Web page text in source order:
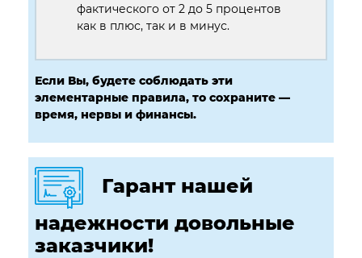
фактического от 2 до 5 процентов
как в плюс, так и в минус.
Если Вы, будете соблюдать эти
элементарные правила, то сохраните —
время, нервы и финансы.
Гарант нашей
надежности довольные
заказчики!